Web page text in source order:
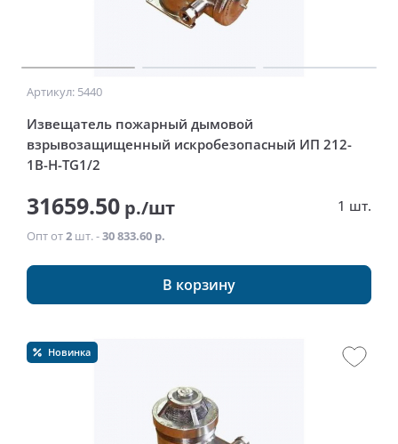
Артикул: 5440
Извещатель пожарный дымовой
взрывозащищенный искробезопасный ИП 212-
1В-Н-ТG1/2
31659.50 р./шт 1 шт.
Опт от2 шт. -30 833.60 р.
В корзину
Новинка